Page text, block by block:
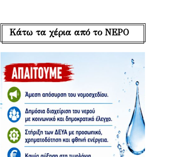
Κάτω τα χέρια από το ΝΕΡΟ